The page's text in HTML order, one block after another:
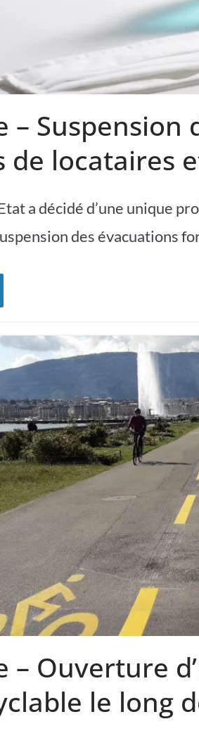
– Suspension
de locataires
a décidé d’une unique
des évacuations
– Ouverture
le long